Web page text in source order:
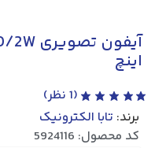
اینچ
(
1 نظر)
برند: تابا الکترونیک
کد محصول: 5924116